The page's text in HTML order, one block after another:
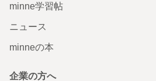
minne学習帖
ニュース
minneの本
企業の方へ